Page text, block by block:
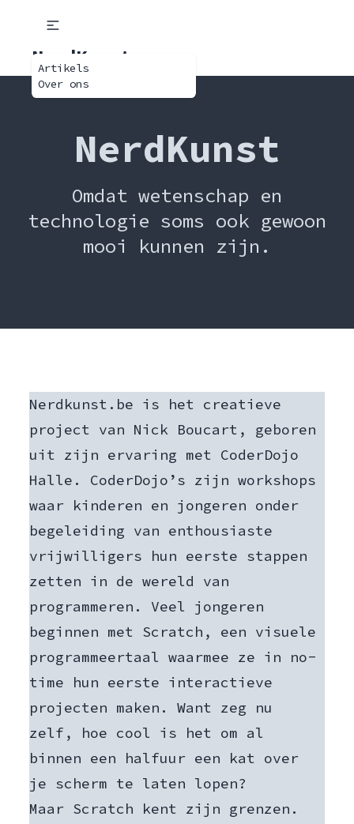
Artikels
Over ons
NerdKunst
NerdKunst
Omdat wetenschap en
technologie soms ook gewoon
mooi kunnen zijn.
Nerdkunst.be is het creatieve
project van Nick Boucart, geboren
uit zijn ervaring met CoderDojo
Halle. CoderDojo’s zijn workshops
waar kinderen en jongeren onder
begeleiding van enthousiaste
vrijwilligers hun eerste stappen
zetten in de wereld van
programmeren. Veel jongeren
beginnen met Scratch, een visuele
programmeertaal waarmee ze in no-
time hun eerste interactieve
projecten maken. Want zeg nu
zelf, hoe cool is het om al
binnen een halfuur een kat over
je scherm te laten lopen?
Maar Scratch kent zijn grenzen.